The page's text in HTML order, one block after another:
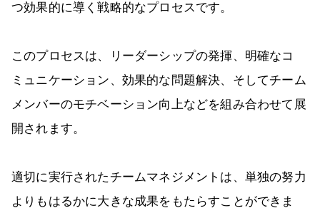
つ効果的に導く戦略的なプロセスです。
このプロセスは、リーダーシップの発揮、明確なコ
ミュニケーション、効果的な問題解決、そしてチーム
メンバーのモチベーション向上などを組み合わせて展
開されます。
適切に実行されたチームマネジメントは、単独の努力
よりもはるかに大きな成果をもたらすことができま